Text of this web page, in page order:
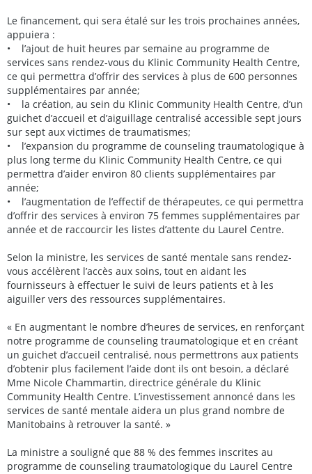
Le financement, qui sera étalé sur les trois prochaines années,
appuiera :
• l’ajout de huit heures par semaine au programme de
services sans rendez-vous du Klinic Community Health Centre,
ce qui permettra d’offrir des services à plus de 600 personnes
supplémentaires par année;
• la création, au sein du Klinic Community Health Centre, d’un
guichet d’accueil et d’aiguillage centralisé accessible sept jours
sur sept aux victimes de traumatismes;
• l’expansion du programme de counseling traumatologique à
plus long terme du Klinic Community Health Centre, ce qui
permettra d’aider environ 80 clients supplémentaires par
année;
• l’augmentation de l’effectif de thérapeutes, ce qui permettra
d’offrir des services à environ 75 femmes supplémentaires par
année et de raccourcir les listes d’attente du Laurel Centre.
Selon la ministre, les services de santé mentale sans rendez-
vous accélèrent l’accès aux soins, tout en aidant les
fournisseurs à effectuer le suivi de leurs patients et à les
aiguiller vers des ressources supplémentaires.
« En augmentant le nombre d’heures de services, en renforçant
notre programme de counseling traumatologique et en créant
un guichet d’accueil centralisé, nous permettrons aux patients
d’obtenir plus facilement l’aide dont ils ont besoin, a déclaré
Mme Nicole Chammartin, directrice générale du Klinic
Community Health Centre. L’investissement annoncé dans les
services de santé mentale aidera un plus grand nombre de
Manitobains à retrouver la santé. »
La ministre a souligné que 88 % des femmes inscrites au
programme de counseling traumatologique du Laurel Centre